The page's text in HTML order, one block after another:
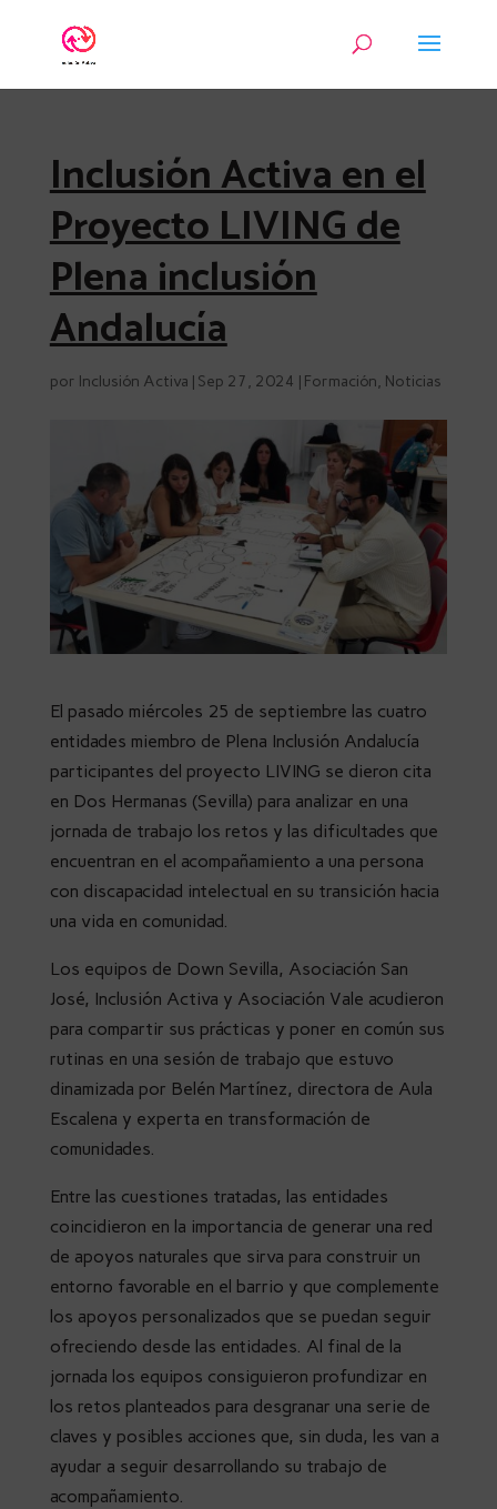
Inclusión Activa en el
Proyecto LIVING de
Plena inclusión
Andalucía
por Inclusión Activa | Sep 27, 2024 | Formación, Noticias
El pasado miércoles 25 de septiembre las cuatro
entidades miembro de Plena Inclusión Andalucía
participantes del proyecto LIVING se dieron cita
en Dos Hermanas (Sevilla) para analizar en una
jornada de trabajo los retos y las dificultades que
encuentran en el acompañamiento a una persona
con discapacidad intelectual en su transición hacia
una vida en comunidad.
Los equipos de Down Sevilla, Asociación San
José, Inclusión Activa y Asociación Vale acudieron
para compartir sus prácticas y poner en común sus
rutinas en una sesión de trabajo que estuvo
dinamizada por Belén Martínez, directora de Aula
Escalena y experta en transformación de
comunidades.
Entre las cuestiones tratadas, las entidades
coincidieron en la importancia de generar una red
de apoyos naturales que sirva para construir un
entorno favorable en el barrio y que complemente
los apoyos personalizados que se puedan seguir
ofreciendo desde las entidades. Al final de la
jornada los equipos consiguieron profundizar en
los retos planteados para desgranar una serie de
claves y posibles acciones que, sin duda, les van a
ayudar a seguir desarrollando su trabajo de
acompañamiento.